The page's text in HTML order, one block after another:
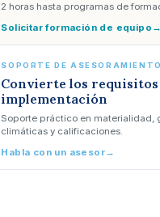
2 horas hasta programas de
Solicitar formación de equipo →
SOPORTE DE ASESORAMIENTO
Convierte los requisitos
implementación
Soporte práctico en materialidad,
climáticas y calificaciones.
Habla con un asesor→